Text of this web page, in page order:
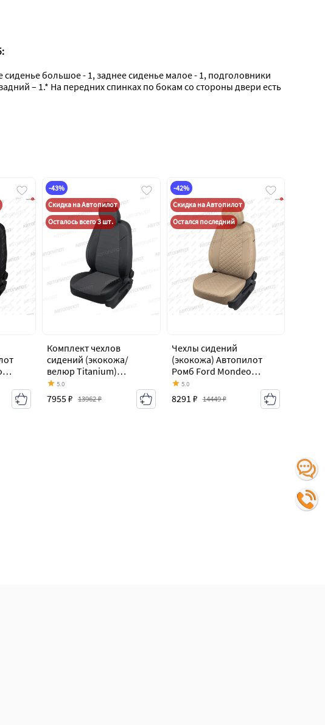
большое - 1, заднее сиденье малое - 1, подголовники
– 1.* На передних спинках по бокам со стороны двери есть
-43%
Скидка на Автопилот
Осталось всего 3 шт.
Комплект чехлов
сидений (экокожа/
велюр Titanium)
Автопилот Ford Mondeo
Mk4,BD дорестайлинг,
седан (2007-2010)
5.0
7955 ₽ 13962 ₽
-42%
Скидка на Автопилот
Остался последний
Чехлы сидений
(экокожа) Автопилот
Ромб Ford Mondeo
Mk4,BD дорестайлинг,
седан (2007-2010)
5.0
8291 ₽ 14449 ₽